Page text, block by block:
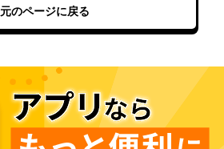
元のページに戻る